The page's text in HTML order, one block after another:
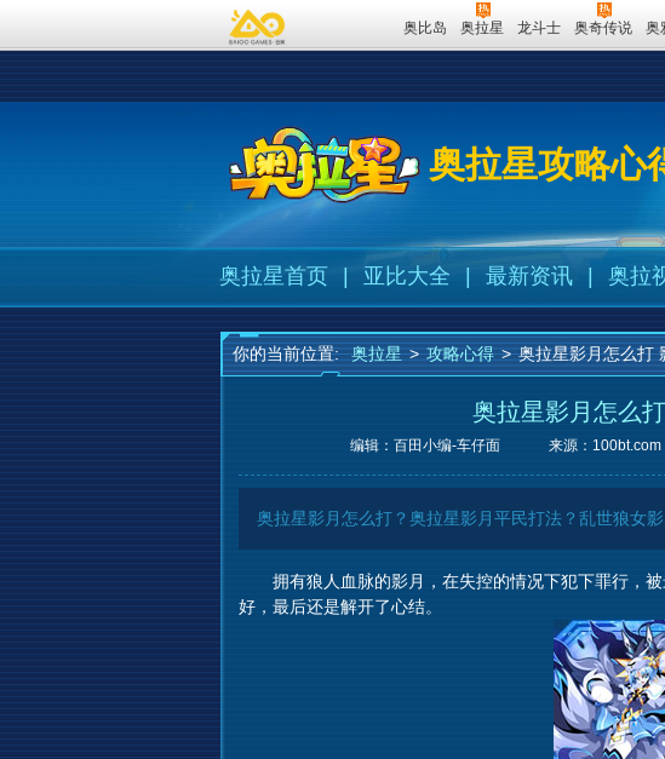
奥比岛 奥拉星 龙斗士 奥奇传说 奥
奥拉星攻略心
奥拉星首页 亚比大全 最新资讯 奥拉
你的当前位置: 奥拉星 > 攻略心得 > 奥拉星影月怎么打
奥拉星影月怎么
编辑：百田小编-车仔面 来源： 100bt.com
奥拉星影月怎么打？奥拉星影月平民打法？乱世狼女
拥有狼人血脉的影月，在失控的情况下犯下罪行，
好，最后还是解开了心结。